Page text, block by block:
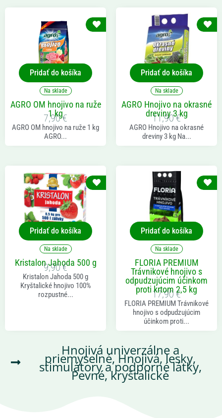
Pridať do košíka
Na sklade
AGRO OM hnojivo na ruže
1 kg
7,90€
AGRO OM hnojivo na ruže 1 kg
AGRO...
Pridať do košíka
Na sklade
AGRO Hnojivo na okrasné
dreviny 3 kg
11,90€
AGRO Hnojivo na okrasné
dreviny 3 kg Na...
Pridať do košíka
Na sklade
Kristalon Jahoda 500 g
9,90€
Kristalon Jahoda 500 g
Kryštalické hnojivo 100%
rozpustné...
Pridať do košíka
Na sklade
FLORIA PREMIUM
Trávnikové hnojivo s
odpudzujúcim účinkom
proti krtom 2,5 kg
17,90 €
FLORIA PREMIUM Trávnikové
hnojivo s odpudzujúcim
účinkom proti...
Hnojivá univerzálne a
priemyselné,Hnojivá, lesky,
stimulátory a podporné látky,
Pevné, kryštalické